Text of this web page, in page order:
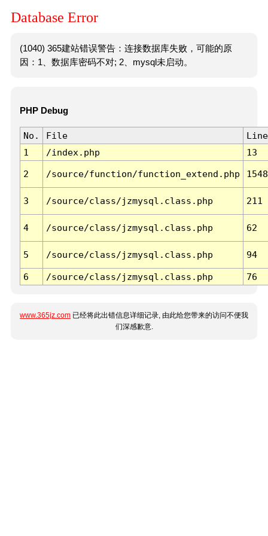
Database Error
(1040) 365建站错误警告：连接数据库失败，可能的原
因：1、数据库密码不对; 2、mysql未启动。
PHP Debug
No. File
Line
1
/index.php 13
2 /source/function/function_extend.php 1548
3 /source/class/jzmysql.class.php 211
4 /source/class/jzmysql.class.php 62
5 /source/class/jzmysql.class.php 94
6 /source/class/jzmysql.class.php 76
www.365jz.com 已经将此出错信息详细记录, 由此给您带来的访问不便我
们深感歉意.